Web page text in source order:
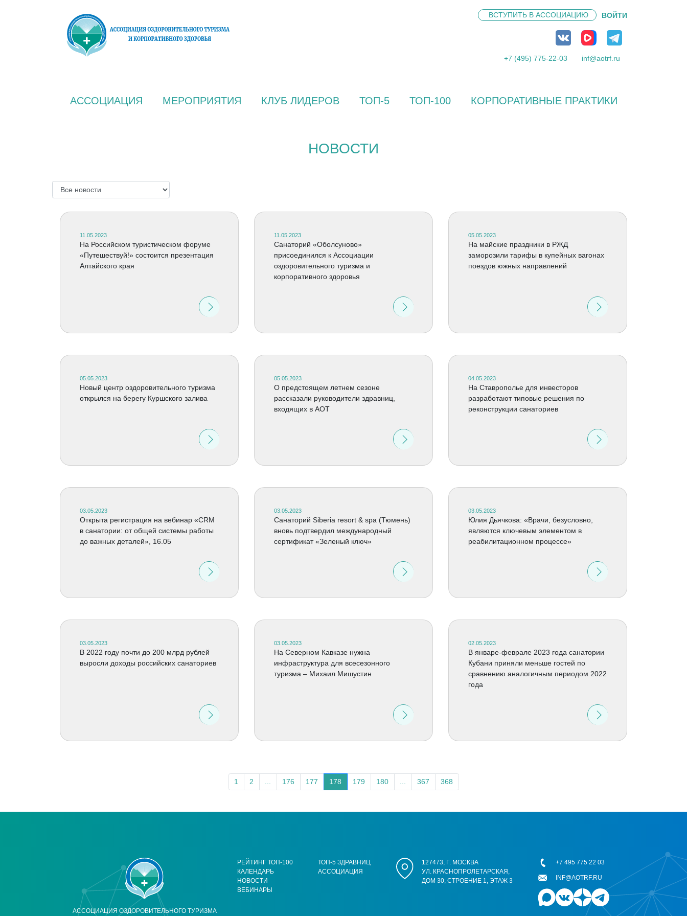
ВСТУПИТЬ В АССОЦИАЦИЮ ВОЙТИ
+7 (495) 775-22-03 inf@aotrf.ru
АССОЦИАЦИЯ МЕРОПРИЯТИЯ КЛУБ ЛИДЕРОВ ТОП-5 ТОП-100 КОРПОРАТИВНЫЕ ПРАКТИКИ
НОВОСТИ
11.05.2023
На Российском туристическом форуме
«Путешествуй!» состоится презентация
Алтайского края
11.05.2023
Cанаторий «Оболсуново»
присоединился к Ассоциации
оздоровительного туризма и
корпоративного здоровья
05.05.2023
На майские праздники в РЖД
заморозили тарифы в купейных вагонах
поездов южных направлений
05.05.2023
Новый центр оздоровительного туризма
открылся на берегу Куршского залива
05.05.2023
О предстоящем летнем сезоне
рассказали руководители здравниц,
входящих в АОТ
04.05.2023
На Ставрополье для инвесторов
разработают типовые решения по
реконструкции санаториев
03.05.2023
Открыта регистрация на вебинар «CRM
в санатории: от общей системы работы
до важных деталей», 16.05
03.05.2023
Cанаторий Siberia resort & spa (Тюмень)
вновь подтвердил международный
сертификат «Зеленый ключ»
03.05.2023
Юлия Дьячкова: «Врачи, безусловно,
являются ключевым элементом в
реабилитационном процессе»
03.05.2023
В 2022 году почти до 200 млрд рублей
выросли доходы российских санаториев
03.05.2023
На Северном Кавказе нужна
инфраструктура для всесезонного
туризма – Михаил Мишустин
02.05.2023
В январе-феврале 2023 года санатории
Кубани приняли меньше гостей по
сравнению аналогичным периодом 2022
года
1 2 176 177 178 179 180 367 368
АССОЦИАЦИЯ ОЗДОРОВИТЕЛЬНОГО ТУРИЗМА
РЕЙТИНГ ТОП-100
КАЛЕНДАРЬ
НОВОСТИ
ВЕБИНАРЫ
ТОП-5 ЗДРАВНИЦ
АССОЦИАЦИЯ
127473, Г. МОСКВА
УЛ. КРАСНОПРОЛЕТАРСКАЯ,
ДОМ 30, СТРОЕНИЕ 1, ЭТАЖ 3
+7 495 775 22 03
INF@AOTRF.RU